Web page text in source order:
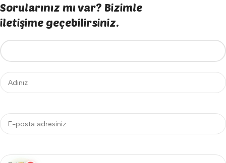
Sorularınız mı var? Bizimle
iletişime geçebilirsiniz.